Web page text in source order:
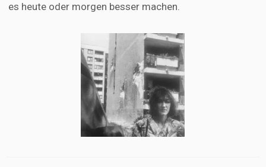
es heute oder morgen besser machen.